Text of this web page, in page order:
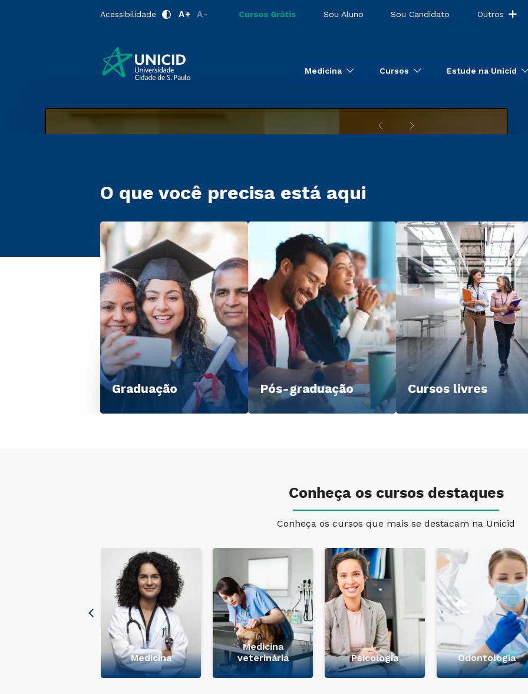
Acessibilidade A+ A- Cursos Grátis Sou Aluno Sou Candidato Outros
Medicina Cursos Estude na Unicid
O que você precisa está aqui
Graduação Pós-graduação Cursos livres
Conheça os cursos destaques
Conheça os cursos que mais se destacam na Unicid
Medicina
Medicina
veterinária
Psicologia Odontologia